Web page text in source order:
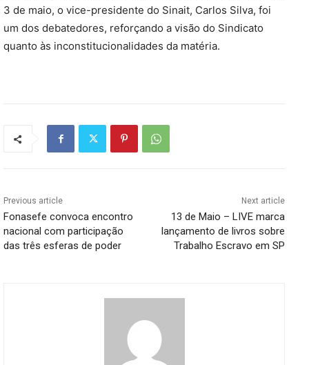
3 de maio, o vice-presidente do Sinait, Carlos Silva, foi
um dos debatedores, reforçando a visão do Sindicato
quanto às inconstitucionalidades da matéria.
Previous article
Fonasefe convoca encontro
nacional com participação
das três esferas de poder
Next article
13 de Maio – LIVE marca
lançamento de livros sobre
Trabalho Escravo em SP